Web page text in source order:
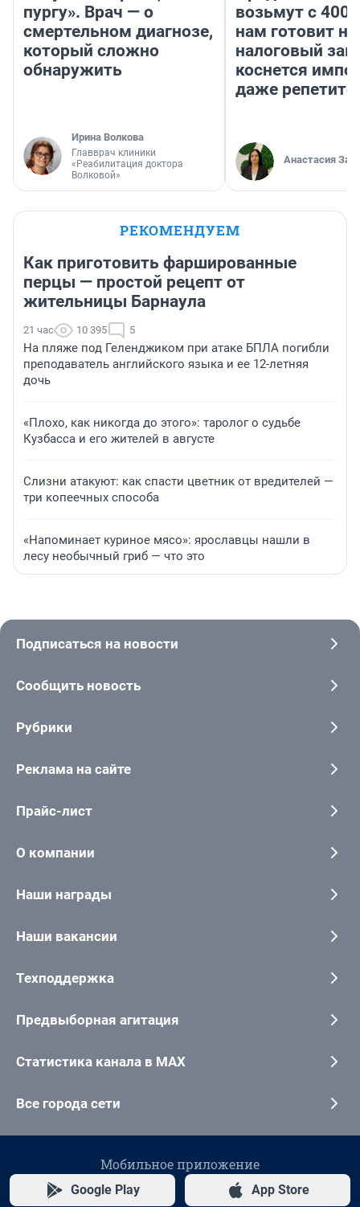
пургу». Врач — о
смертельном диагнозе,
который сложно
обнаружить
Ирина Волкова
Главврач клиники
«Реабилитация доктора
Волковой»
возьмут с
нам готовит
налоговый
коснется
даже
Анастасия
РЕКОМЕНДУЕМ
Как приготовить фаршированные
перцы — простой рецепт от
жительницы Барнаула
21 час 10 395 5
На пляже под Геленджиком при атаке БПЛА погибли
преподаватель английского языка и ее 12-летняя
дочь
«Плохо, как никогда до этого»: таролог о судьбе
Кузбасса и его жителей в августе
Слизни атакуют: как спасти цветник от вредителей —
три копеечных способа
«Напоминает куриное мясо»: ярославцы нашли в
лесу необычный гриб — что это
Подписаться на новости
Сообщить новость
Рубрики
Реклама на сайте
Прайс-лист
О компании
Наши награды
Наши вакансии
Техподдержка
Предвыборная агитация
Статистика канала в MAX
Все города сети
Мобильное приложение
Google Play App Store